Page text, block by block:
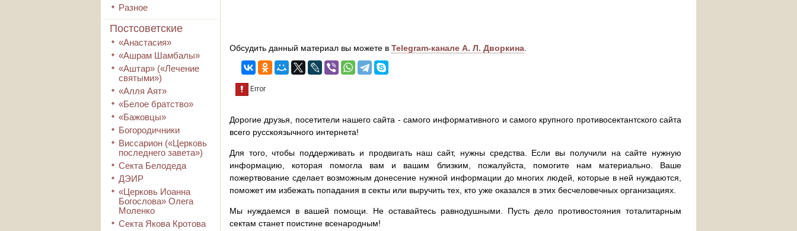
Разное
Постсоветские
«Анастасия»
«Ашрам Шамбалы»
«Аштар» («Лечение
святыми»)
«Алля Аят»
«Белое братство»
«Бажовцы»
Богородичники
Виссарион («Церковь
последнего завета»)
Секта Белодеда
ДЭИР
«Церковь Иоанна
Богослова» Олега
Моленко
Секта Якова Кротова
Обсудить данный материал вы можете в Telegram-канале А. Л. Дворкина
Дорогие друзья, посетители нашего сайта - самого информативного и самого крупного противосектантского сайта
всего русскоязычного интернета!
Для того, чтобы поддерживать и продвигать наш сайт, нужны средства. Если вы получили на сайте нужную
информацию, которая помогла вам и вашим близким, пожалуйста, помогите нам материально. Ваше
пожертвование сделает возможным донесение нужной информации до многих людей, которые в ней нуждаются,
поможет им избежать попадания в секты или выручить тех, кто уже оказался в этих бесчеловечных организациях.
Мы нуждаемся в вашей помощи. Не оставайтесь равнодушными. Пусть дело противостояния тоталитарным
сектам станет поистине всенародным!